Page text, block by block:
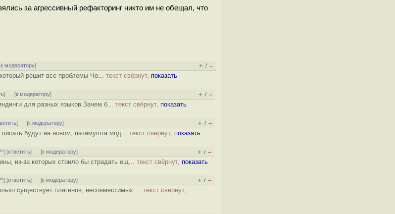
за агрессивный рефакторинг никто им не обещал, что
к модератору] + / –
решит все проблемы Чо... текст свёрнут, показать
] [к модератору] + / –
для разных языков Зачем б... текст свёрнут, показать
] [к модератору] + / –
будут на новом, патамушта мод... текст свёрнут, показать
] [ответить] [к модератору] + / –
из-за которых стоило бы страдать ещ... текст свёрнут, показать
] [ответить] [к модератору] + / –
существует плагинов, несовместимых ... текст свёрнут,